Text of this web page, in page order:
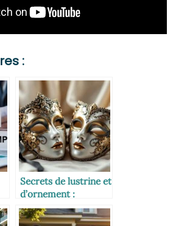
:
Secrets de lustrine et
d’ornement :
l’alchimie déco des
masques vénitiens